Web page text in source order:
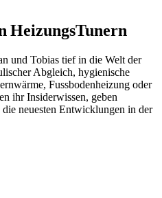
HeizungsTunern
und Tobias tief in die Welt der
Abgleich, hygienische
Fussbodenheizung oder
ihr Insiderwissen, geben
neuesten Entwicklungen in der